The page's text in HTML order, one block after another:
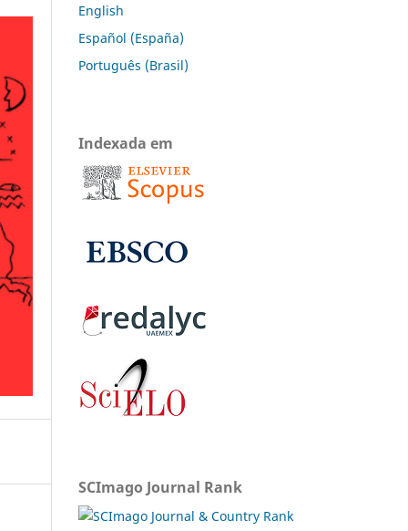
English
Español (España)
Português (Brasil)
Indexada em
SCImago Journal Rank